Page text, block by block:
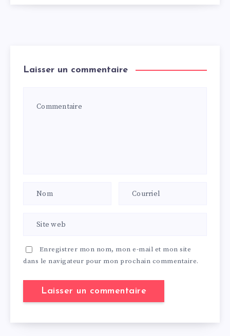
Laisser un commentaire
Enregistrer mon nom, mon e-mail et mon site
dans le navigateur pour mon prochain commentaire.